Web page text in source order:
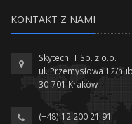
KONTAKT Z NAMI
Skytech IT Sp. z o.o.
ul. Przemysłowa 12/
30-701 Kraków
(+48) 12 200 21 91